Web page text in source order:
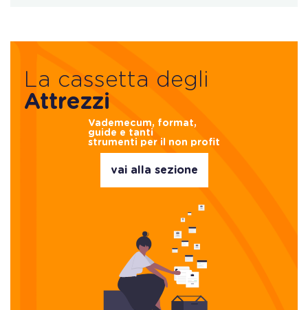
La cassetta degli
Attrezzi
Vademecum, format,
guide e tanti
strumenti per il non profit
vai alla sezione